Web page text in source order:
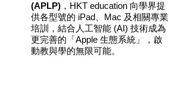
(APLP) ，HKT education 向學界提
供各型號的 iPad、Mac 及相關專業
培訓，結合人工智能 (AI) 技術成為
更完善的「Apple 生態系統」，啟
動教與學的無限可能。